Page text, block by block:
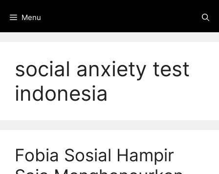
Menu
social anxiety test
indonesia
Fobia Sosial Hampir